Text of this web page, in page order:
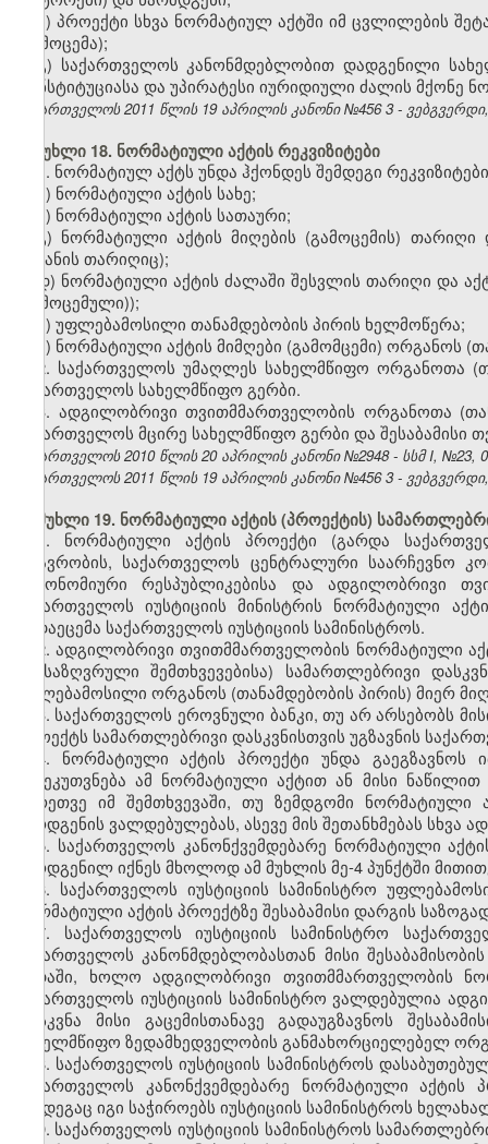
ბ) პროექტი სხვა ნორმატიულ აქტში იმ ცვლილების
(გამოცემა);
გ) საქართველოს კანონმდებლობით დადგენილი
კონსტიტუციასა და უპირატესი იურიდიული ძალის მქონე
საქართველოს 2011 წლის 19 აპრილის კანონი №456 3 -
მუხლი 18. ნორმატიული აქტის რეკვიზიტები
1. ნორმატიულ აქტს უნდა ჰქონდეს შემდეგი
ა) ნორმატიული აქტის სახე;
ბ) ნორმატიული აქტის სათაური;
გ) ნორმატიული აქტის მიღების (გამოცემის)
შეტანის თარიღიც);
დ) ნორმატიული აქტის ძალაში შესვლის თარიღი და
(გამოცემული));
ე) უფლებამოსილი თანამდებობის პირის ხელმოწერა;
ვ) ნორმატიული აქტის მიმღები (გამომცემი) ორგანოს
2. საქართველოს უმაღლეს სახელმწიფო ორგანოთა
საქართველოს სახელმწიფო გერბი.
3. ადგილობრივი თვითმმართველობის ორგანოთა
საქართველოს მცირე სახელმწიფო გერბი და შესაბამისი
საქართველოს 2010 წლის 20 აპრილის კანონი №2948 - სსმ I, №23,
საქართველოს 2011 წლის 19 აპრილის კანონი №456 3 -
მუხლი 19. ნორმატიული აქტის (პროექტის)
1. ნორმატიული აქტის პროექტი (გარდა
მთავრობის, საქართველოს ცენტრალური საარჩევნო
ავტონომიური რესპუბლიკებისა და ადგილობრივი
საქართველოს იუსტიციის მინისტრის ნორმატიული
გადაეცემა საქართველოს იუსტიციის სამინისტროს.
2. ადგილობრივი თვითმმართველობის ნორმატიული
განსაზღვრული შემთხვევებისა) სამართლებრივი
უფლებამოსილი ორგანოს (თანამდებობის პირის) მიერ
3. საქართველოს ეროვნული ბანკი, თუ არ არსებობს
პროექტს სამართლებრივი დასკვნისთვის უგზავნის
4. ნორმატიული აქტის პროექტი უნდა
განეკუთვნება ამ ნორმატიული აქტით ან მისი
აგრეთვე იმ შემთხვევაში, თუ ზემდგომი
წარდგენის ვალდებულებას, ასევე მის შეთანხმებას
5. საქართველოს კანონქვემდებარე ნორმატიული
წარდგენილ იქნეს მხოლოდ ამ მუხლის მე-4 პუნქტში
6. საქართველოს იუსტიციის სამინისტრო
ნორმატიული აქტის პროექტზე შესაბამისი დარგის
7. საქართველოს იუსტიციის სამინისტრო
საქართველოს კანონმდებლობასთან მისი
ვადაში, ხოლო ადგილობრივი თვითმმართველობის
საქართველოს იუსტიციის სამინისტრო ვალდებულია
დასკვნა მისი გაცემისთანავე გადაუგზავნოს
სახელმწიფო ზედამხედველობის განმახორციელებელ
8. საქართველოს იუსტიციის სამინისტროს
საქართველოს კანონქვემდებარე ნორმატიული
შემდეგაც იგი საჭიროებს იუსტიციის სამინისტროს
9. საქართველოს იუსტიციის სამინისტროს